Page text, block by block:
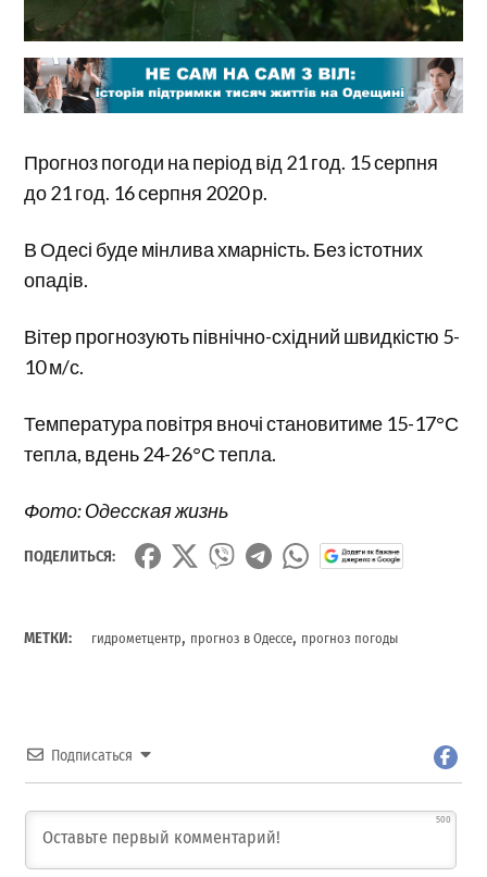
Прогноз погоди на період від 21 год. 15 серпня
до 21 год. 16 серпня 2020 р.
В Одесі буде мінлива хмарність. Без істотних
опадів.
Вітер прогнозують північно-східний швидкістю 5-
10 м/с.
Температура повітря вночі становитиме 15-17°С
тепла, вдень 24-26°С тепла.
Фото: Oдесская жизнь
ПОДЕЛИТЬСЯ:
МЕТКИ: гидрометцентр, прогноз в Одессе, прогноз погоды
Подписаться
500